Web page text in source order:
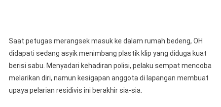
Saat petugas merangsek masuk ke dalam rumah bedeng, OH
didapati sedang asyik menimbang plastik klip yang diduga kuat
berisi sabu. Menyadari kehadiran polisi, pelaku sempat mencoba
melarikan diri, namun kesigapan anggota di lapangan membuat
upaya pelarian residivis ini berakhir sia-sia.